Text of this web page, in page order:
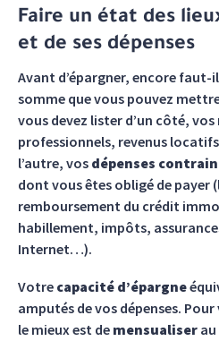
Faire un état des
et de ses dépenses
Avant d’épargner, encore faut-
somme que vous pouvez
vous devez lister d’un côté, vos
professionnels, revenus
l’autre, vos dépenses
dont vous êtes obligé de payer
remboursement du crédit
habillement, impôts,
Internet…).
Votre capacité d’épargne
amputés de vos dépenses.
le mieux est de mensualiser